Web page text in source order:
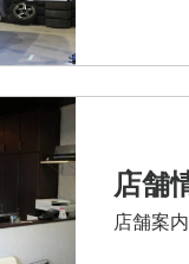
店舗
店舗案内